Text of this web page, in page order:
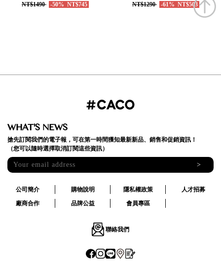
NT$1490 -50% NT$745 NT$1290 -61% NT$503
WHAT'S NEWS
搶先訂閱我們的電子報，可在第一時間獲知最新新品、銷售和促銷資訊！
（您可以隨時選擇取消訂閱這些資訊）
>
公司簡介 購物說明 隱私權政策
人才招募
廠商合作
品牌公益 會員專區
聯絡我們